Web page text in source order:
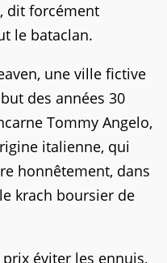
dit forcément
le bataclan.
une ville fictive
des années 30
Tommy Angelo,
italienne, qui
honnêtement, dans
krach boursier de
éviter les ennuis,